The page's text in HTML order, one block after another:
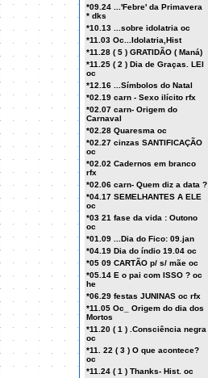
*09.24 ...'Febre' da Primavera
* dks
*10.13 ...sobre idolatria oc
*11.03 Oc...Idolatria,Hist
*11.28 ( 5 ) GRATIDÃO ( Maná)
*11.25 ( 2 ) Dia de Graças. LEI
oc
*12.16 ...Símbolos do Natal
*02.19 carn - Sexo ilícito rfx
*02.07 carn- Origem do
Carnaval
*02.28 Quaresma oc
*02.27 cinzas SANTIFICAÇÃO
oc
*02.02 Cadernos em branco
rfx
*02.06 carn- Quem diz a data ?
*04.17 SEMELHANTES A ELE
oc
*03 21 fase da vida : Outono
oc
*01.09 ...Dia do Fico: 09.jan
*04.19 Dia do índio 19.04 oc
*05 09 CARTÃO p/ s/ mãe oc
*05.14 E o pai com ISSO ? oc
he
*06.29 festas JUNINAS oc rfx
*11.05 Oc_ Origem do dia dos
Mortos
*11.20 ( 1 ) .Consciência negra
oc
*11. 22 ( 3 ) O que acontece?
oc
*11.24 ( 1 ) Thanks- Hist. oc